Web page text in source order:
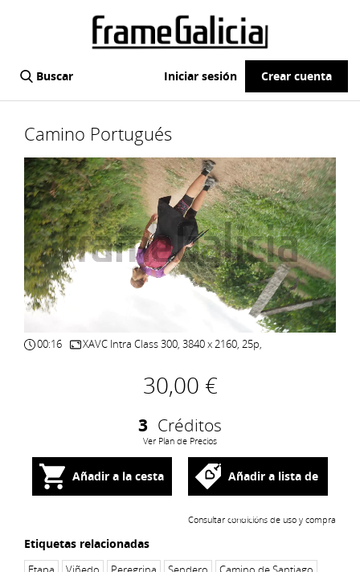
Buscar Iniciar sesión Crear cuenta
Camino Portugués
00:16 XAVC Intra Class 300, 3840 x 2160, 25p,
30,00 €
3 Créditos
Ver Plan de Precios
Añadir a la cesta Añadir a lista de
deseos
Consultar condicións de uso y compra
Etiquetas relacionadas